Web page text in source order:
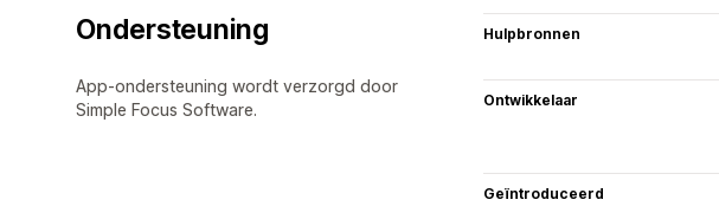
Ondersteuning
App-ondersteuning wordt verzorgd door
Simple Focus Software.
Hulpbronnen
Ontwikkelaar
Geïntroduceerd